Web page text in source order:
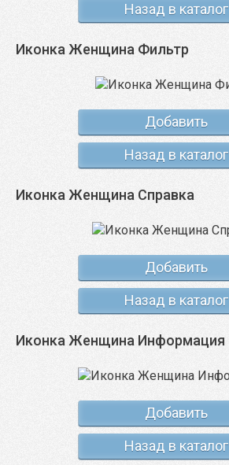
Назад в каталог
Иконка Женщина Фильтр
Добавить
Назад в каталог
Иконка Женщина Справка
Добавить
Назад в каталог
Иконка Женщина Информация
Добавить
Назад в каталог